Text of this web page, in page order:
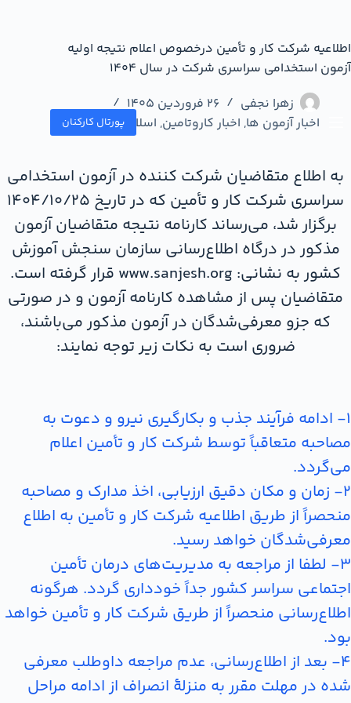
پورتال کارکنان
اطلاعيه شرکت کار و تأمین درخصوص اعلام نتیجه اولیه
آزمون استخدامی سراسری شرکت در سال 1404
زهرا نجفی
26 فروردین 1405
اخبار آزمون ها, اخبار کاروتامین, اسلاید,کل استانها
به اطلاع متقاضیان شرکت کننده در آزمون استخدامی
سراسری شرکت کار و تأمین که در تاریخ 1404/10/25
برگزار شد، می‌رساند كارنامه نتيجه متقاضیان آزمون
مذکور در درگاه اطلاع‌رسانی سازمان سنجش آموزش
كشور به نشاني: www.sanjesh.org قرار گرفته است.
متقاضیان پس از مشاهده کارنامه آزمون و در صورتی
که جزو معرفی‌شدگان در آزمون مذکور می‌باشند،
ضروری است به نکات زیر توجه نمایند:
1- ادامه فرآیند جذب و بکارگیری نیرو و دعوت به
مصاحبه متعاقباً توسط شرکت کار و تأمین اعلام
می‌گردد.
2- زمان و مکان دقیق ارزیابی، اخذ مدارک و مصاحبه
منحصراً از طریق اطلاعیه شرکت کار و تأمین به اطلاع
معرفی‌شدگان خواهد رسید.
3- لطفا از مراجعه به مدیریت‌های درمان تأمین
اجتماعی سراسر کشور جداً خودداری گردد. هرگونه
اطلاع‌رسانی منحصراً از طریق شرکت کار و تأمین خواهد
بود.
4- بعد از اطلاع‌رسانی، عدم مراجعه داوطلب معرفی
شده در مهلت مقرر به منزلۀ انصراف از ادامه مراحل